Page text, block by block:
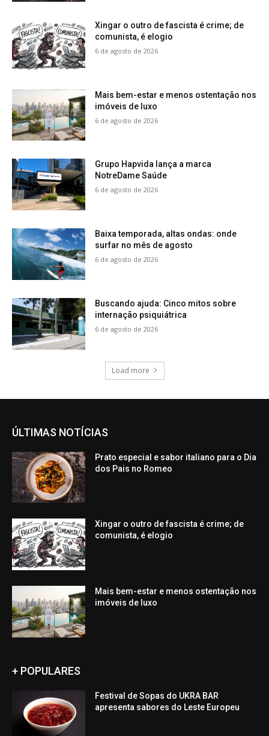
Xingar o outro de fascista é crime; de
comunista, é elogio
6 de agosto de 2026
Mais bem-estar e menos ostentação nos
imóveis de luxo
6 de agosto de 2026
Grupo Hapvida lança a marca
NotreDame Saúde
6 de agosto de 2026
Baixa temporada, altas ondas: onde
surfar no mês de agosto
6 de agosto de 2026
Buscando ajuda: Cinco mitos sobre
internação psiquiátrica
6 de agosto de 2026
Load more
ÚLTIMAS NOTÍCIAS
Prato especial e sabor italiano para o Dia
dos Pais no Romeo
Xingar o outro de fascista é crime; de
comunista, é elogio
Mais bem-estar e menos ostentação nos
imóveis de luxo
+ POPULARES
Festival de Sopas do UKRA BAR
apresenta sabores do Leste Europeu